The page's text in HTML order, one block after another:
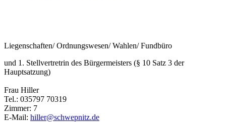
Liegenschaften/ Ordnungswesen/ Wahlen/ Fundbüro
und 1. Stellvertretrin des Bürgermeisters (§ 10 Satz 3 der
Hauptsatzung)
Frau Hiller
Tel.: 035797 70319
Zimmer: 7
E-Mail: hiller@schwepnitz.de